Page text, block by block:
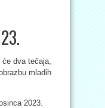
će dva tečaja,
mladih
2023.